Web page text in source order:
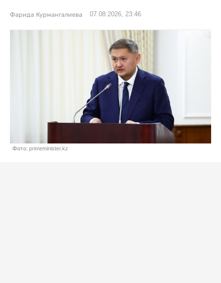
Фарида Курмангалиева 07.08.2026, 23:46
Фото: primeminister.kz